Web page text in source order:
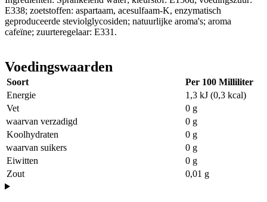
E338; zoetstoffen: aspartaam, acesulfaam-K, enzymatisch
geproduceerde steviolglycosiden; natuurlijke aroma's; aroma
cafeïne; zuurteregelaar: E331.
Voedingswaarden
Soort
Per 100 Milliliter
Energie
1,3 kJ (0,3 kcal)
Vet
0 g
waarvan verzadigd
0 g
Koolhydraten
0 g
waarvan suikers
0 g
Eiwitten
0 g
Zout
0,01 g